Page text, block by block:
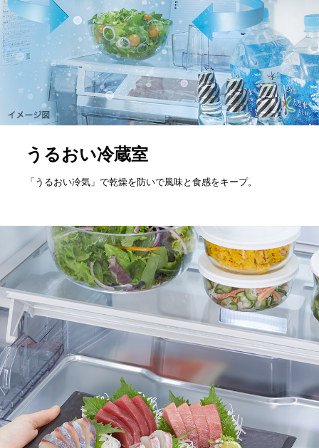
うるおい冷蔵室
「うるおい冷気」で乾燥を防いで風味と食感をキープ。